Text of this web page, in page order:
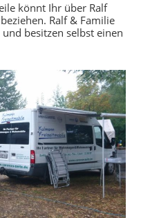
könnt Ihr über Ralf
Ralf & Familie
besitzen selbst einen